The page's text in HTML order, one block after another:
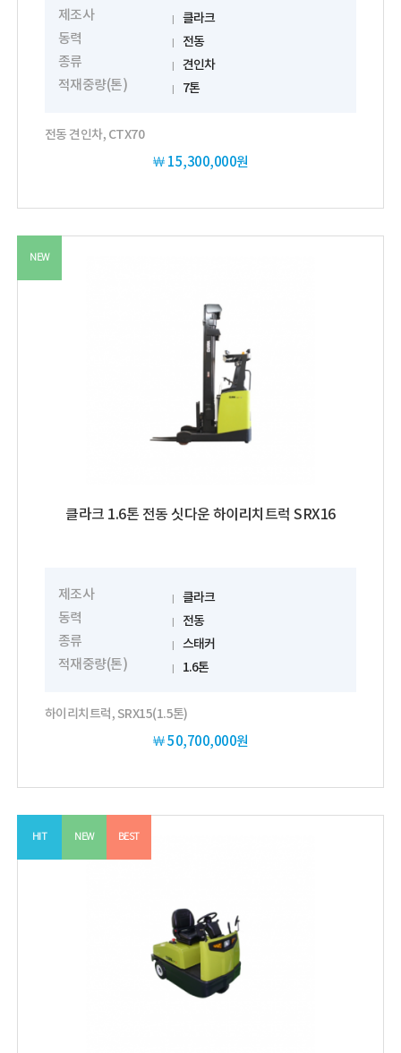
제조사
클라크
동력
전동
종류
견인차
적재중량(톤)
7톤
전동 견인차, CTX70
￦ 15,300,000원
클라크 1.6톤 전동 싯다운 하이리치트럭 SRX16
제조사
클라크
동력
전동
종류
스태커
적재중량(톤)
1.6톤
하이리치트럭, SRX15(1.5톤)
￦50,700,000원
NEW
HIT NEW BEST